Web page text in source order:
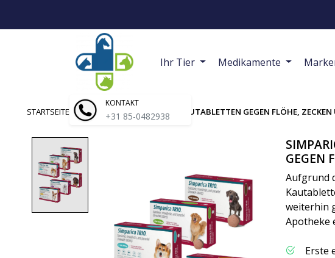
Ihr Tier Medikamente
KONTAKT
+31 85-0482938
STARTSEITE / SIMPARICA TRIO HUND | KAUTABLETTEN GEGEN FLÖHE, ZECKEN
GEGEN
Erste
Aufgrund
weiterhin
Apotheke